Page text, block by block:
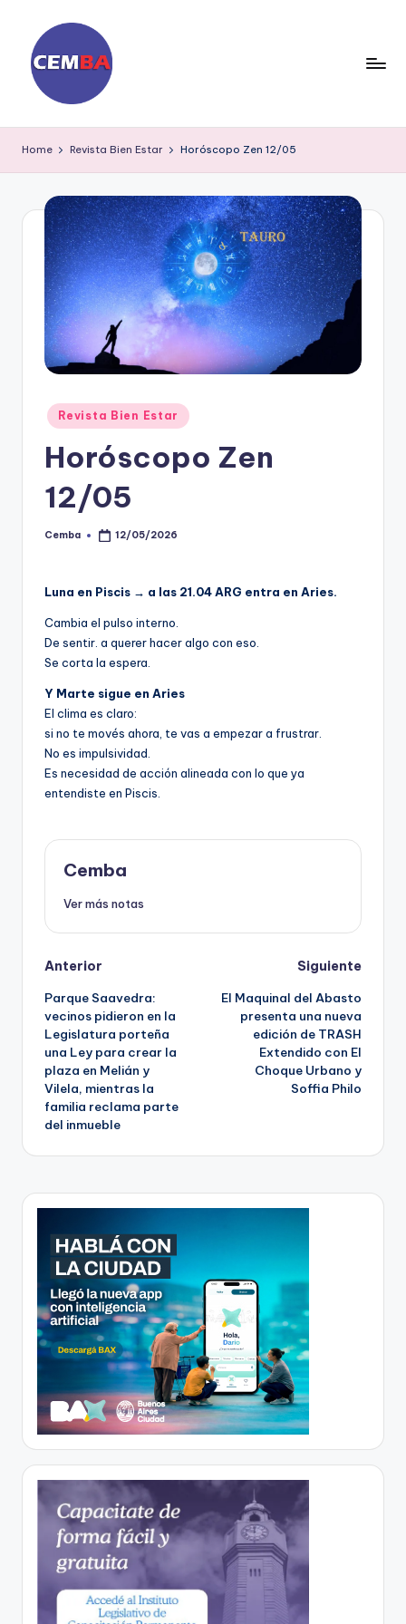
content
ia
ri
o
C
E
M
B
A
Home Revista Bien Estar Horóscopo Zen 12/05
Posted
in
Revista Bien Estar
Horóscopo Zen
12/05
Posted
Cemba 12/05/2026
Luna en Piscis → a las 21.04 ARG entra en Aries.
Cambia el pulso interno.
De sentir. a querer hacer algo con eso.
Se corta la espera.
Y Marte sigue en Aries
El clima es claro:
si no te movés ahora, te vas a empezar a frustrar.
No es impulsividad.
Es necesidad de acción alineada con lo que ya
entendiste en Piscis.
Cemba
Ver más notas
Post
navigation
Anterior
Parque Saavedra:
vecinos pidieron en la
Legislatura porteña
una Ley para crear la
plaza en Melián y
Vilela, mientras la
familia reclama parte
del inmueble
Siguiente
El Maquinal del Abasto
presenta una nueva
edición de TRASH
Extendido con El
Choque Urbano y
Soffia Philo